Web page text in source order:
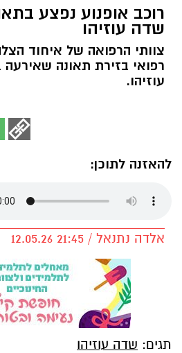
רוכב אופנוע נפצע
שדה עוזיהו
צוותי הרפואה של איחוד
עוזיהו.
להאזנה לתוכן:
אלדה נתנאל / 21:45 12.05.26
תגים: שדה עוזיהו